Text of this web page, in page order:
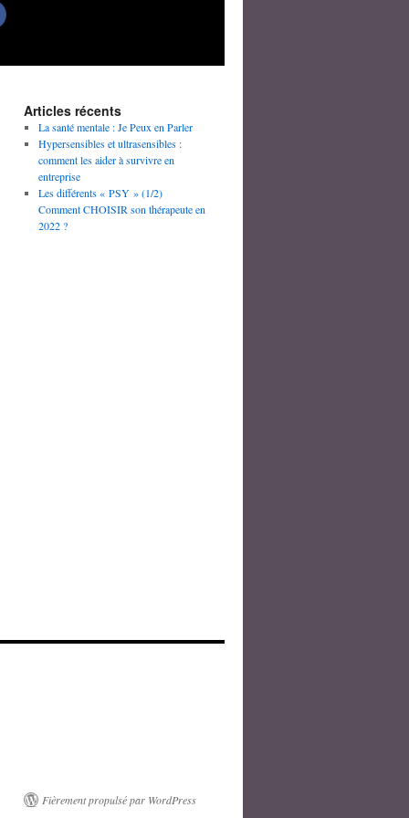
Articles récents
La santé mentale : Je Peux en Parler
Hypersensibles et ultrasensibles :
comment les aider à survivre en
entreprise
Les différents « PSY » (1/2)
Comment CHOISIR son thérapeute en
2022 ?
Fièrement propulsé par WordPress